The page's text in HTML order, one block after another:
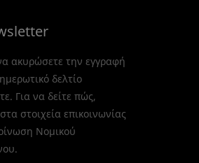
ακυρώσετε την εγγραφή
δελτίο
Για να δείτε πώς,
στοιχεία επικοινωνίας
Νομικού